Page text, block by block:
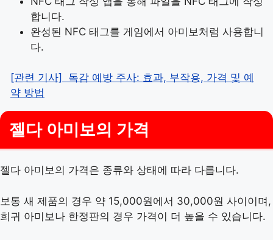
합니다.
완성된 NFC 태그를 게임에서 아미보처럼 사용합니
다.
[관련 기사]
독감 예방 주사: 효과, 부작용, 가격 및 예
약 방법
젤다 아미보의 가격
젤다 아미보의 가격은 종류와 상태에 따라 다릅니다.
보통 새 제품의 경우 약 15,000원에서 30,000원 사이이며,
희귀 아미보나 한정판의 경우 가격이 더 높을 수 있습니다.